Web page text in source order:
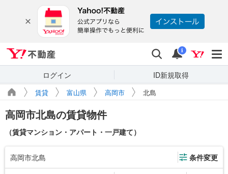
検索 通知
i
ログイン ID新規取得
賃貸 富山県 高岡市 北島
高岡市北島の賃貸物件
（賃貸マンション・アパート・一戸建て）
高岡市北島 条件変更